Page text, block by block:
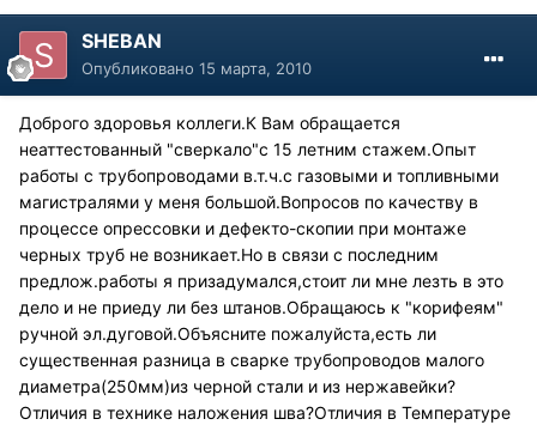
SHEBAN
Опубликовано 15 марта, 2010
Доброго здоровья коллеги.К Вам обращается
неаттестованный "сверкало"с 15 летним стажем.Опыт
работы с трубопроводами в.т.ч.с газовыми и топливными
магистралями у меня большой.Вопросов по качеству в
процессе опрессовки и дефекто-скопии при монтаже
черных труб не возникает.Но в связи с последним
предлож.работы я призадумался,стоит ли мне лезть в это
дело и не приеду ли без штанов.Обращаюсь к "корифеям"
ручной эл.дуговой.Объясните пожалуйста,есть ли
существенная разница в сварке трубопроводов малого
диаметра(250мм)из черной стали и из нержавейки?
Отличия в технике наложения шва?Отличия в Температуре